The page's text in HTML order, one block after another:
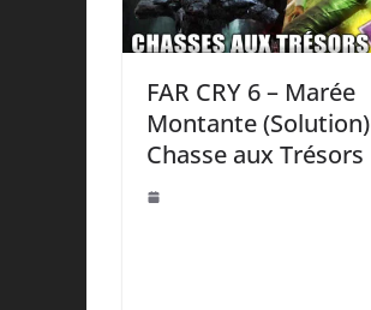
FAR CRY 6 – Marée
Montante (Solution)
Chasse aux Trésors